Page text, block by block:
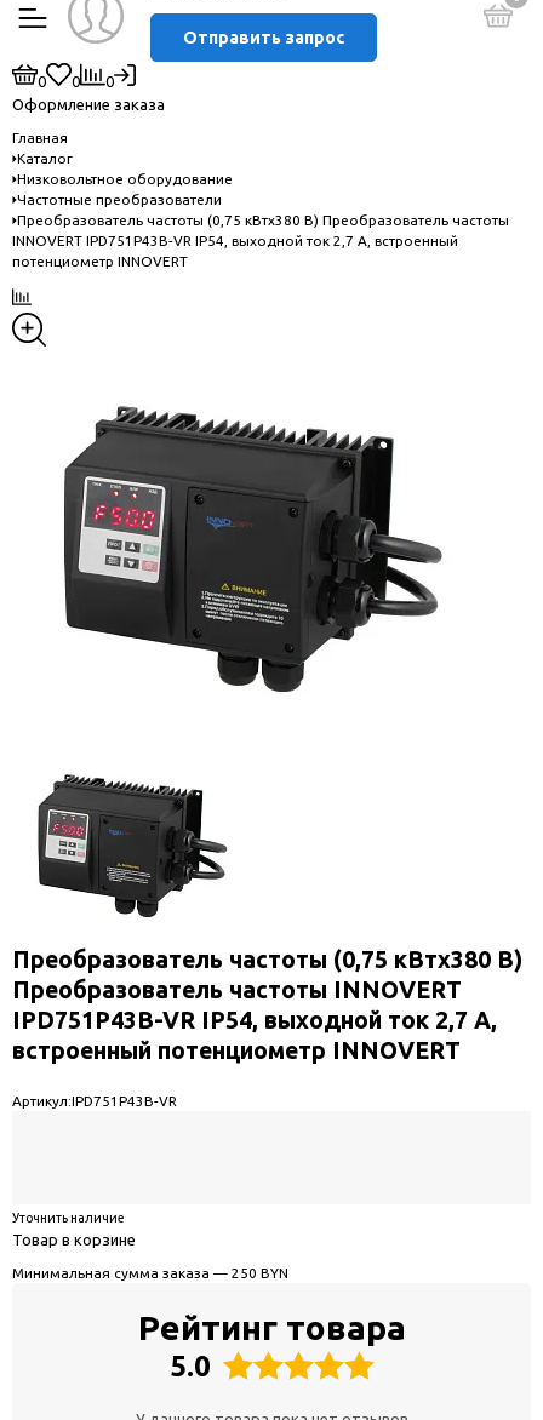
Отправить запрос
0 0
0
Оформление заказа
Главная
Каталог
Низковольтное оборудование
Частотные преобразователи
Преобразователь частоты (0,75 кВтx380 В) Преобразователь частоты
INNOVERT IPD751P43B-VR IP54, выходной ток 2,7 А, встроенный
потенциометр INNOVERT
Преобразователь частоты (0,75 кВтx380 В)
Преобразователь частоты INNOVERT
IPD751P43B-VR IP54, выходной ток 2,7 А,
встроенный потенциометр INNOVERT
Артикул:IPD751P43B-VR
Уточнить наличие
Товар в корзине
Минимальная сумма заказа — 250 BYN
Рейтинг товара
5.0